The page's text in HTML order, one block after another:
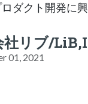
ダクト開発に
社リブ/
01, 2021